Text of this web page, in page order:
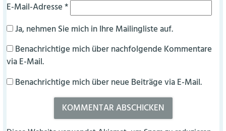
E-Mail-Adresse*
Ja, nehmen Sie mich in Ihre Mailingliste auf.
Benachrichtige mich über nachfolgende Kommentare
via E-Mail.
Benachrichtige mich über neue Beiträge via E-Mail.